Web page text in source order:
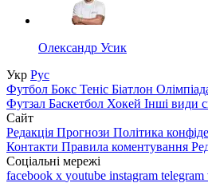
Олександр Усик
Укр Рус
Футбол Бокс Теніс Біатлон
Футзал Баскетбол Хокей Інші види
Сайт
Редакція Прогнози Політика
Контакти Правила коментування
Соціальні мережі
facebook x youtube instagram telegram